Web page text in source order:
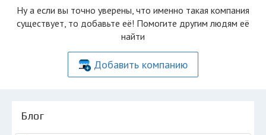
Ну а если вы точно уверены, что именно такая компания
существует, то добавьте её! Помогите другим людям её
найти
Добавить компанию
Блог